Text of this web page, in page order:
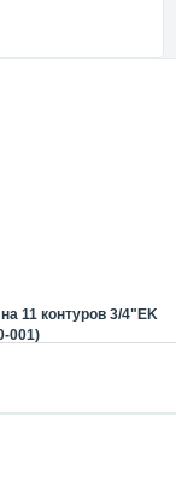
11 контуров 3/4"EK
001)